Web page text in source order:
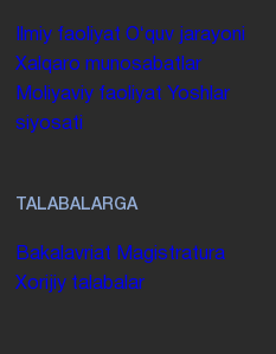
Ilmiy faoliyat Oʻquv jarayoni
Xalqaro munosabatlar
Moliyaviy faoliyat Yoshlar
siyosati
TALABALARGA
Bakalavriat Magistratura
Xorijiy talabalar